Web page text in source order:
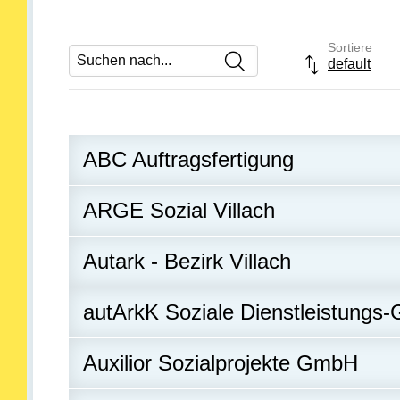
Suchen nach
Sortiere
Drop-down-
default
ABC Auftragsfertigung
ARGE Sozial Villach
Autark - Bezirk Villach
autArkK Soziale Dienstleistungs-
Auxilior Sozialprojekte GmbH